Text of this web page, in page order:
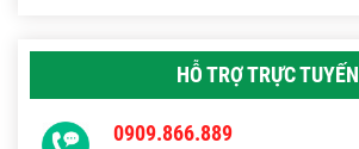
HỖ TRỢ TRỰC TUYẾN
0909.866.889